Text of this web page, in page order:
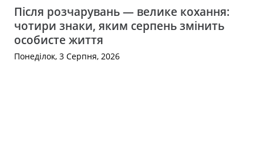
Після розчарувань — велике кохання:
чотири знаки, яким серпень змінить
особисте життя
Понеділок, 3 Серпня, 2026